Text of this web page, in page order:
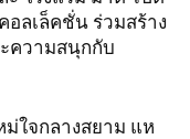
อลเล็คชั่น ร่วมสร้าง
ความสนุกกับ
ใจกลางสยาม แห